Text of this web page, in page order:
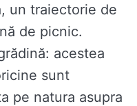
un traiectorie de
de picnic.
acestea
sunt
pe natura asupra